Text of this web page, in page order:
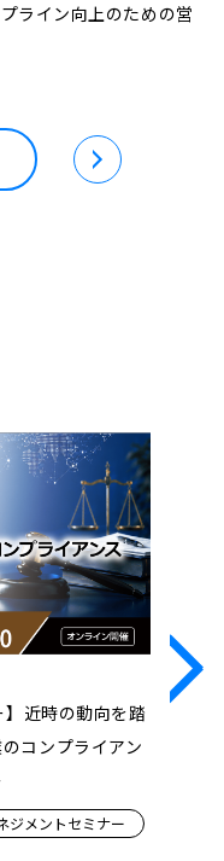
ライン向上のための営
】近時の動向を踏
コンプライアン
ジメントセミナー
2026年